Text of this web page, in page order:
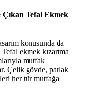
Çıkan Tefal Ekmek
konusunda da
Tefal ekmek kızartma
mutfak
Çelik gövde, parlak
her tür mutfağa